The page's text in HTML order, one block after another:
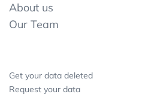
About us
Our Team
Get your data deleted
Request your data